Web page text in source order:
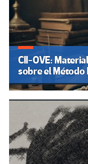
CII-OVE:
sobre el Método